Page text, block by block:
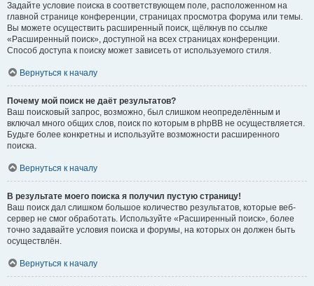
Задайте условие поиска в соответствующем поле, расположенном на
главной странице конференции, страницах просмотра форума или темы.
Вы можете осуществить расширенный поиск, щёлкнув по ссылке
«Расширенный поиск», доступной на всех страницах конференции.
Способ доступа к поиску может зависеть от используемого стиля.
Вернуться к началу
Почему мой поиск не даёт результатов?
Ваш поисковый запрос, возможно, был слишком неопределённым и
включал много общих слов, поиск по которым в phpBB не осуществляется.
Будьте более конкретны и используйте возможности расширенного
поиска.
Вернуться к началу
В результате моего поиска я получил пустую страницу!
Ваш поиск дал слишком большое количество результатов, которые веб-
сервер не смог обработать. Используйте «Расширенный поиск», более
точно задавайте условия поиска и форумы, на которых он должен быть
осуществлён.
Вернуться к началу